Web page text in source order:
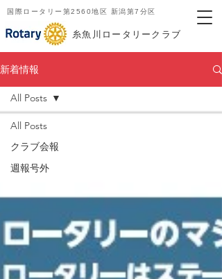
​糸魚川ロータリークラブ
国際ロータリー第2560地区 新潟第7分区
新着情報
All Posts
クラブ会報
週報号外
All Posts